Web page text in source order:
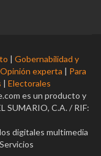
| Gobernabilidad y
Opinión experta | Para
| Electorales
es un producto y
SUMARIO, C.A. / RIF:
digitales multimedia